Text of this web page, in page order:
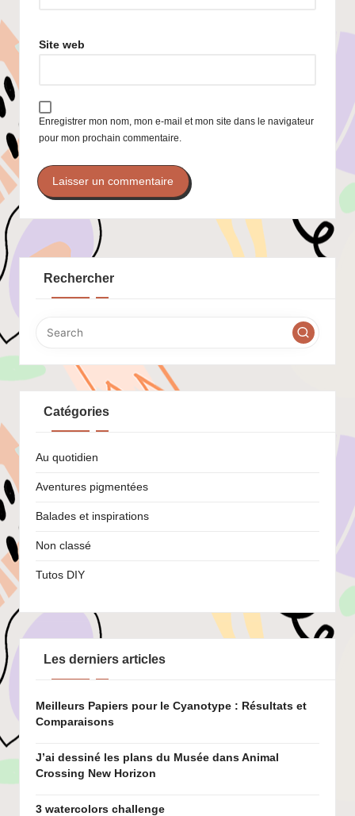
Site web
Enregistrer mon nom, mon e-mail et mon site dans le navigateur
pour mon prochain commentaire.
Rechercher
Catégories
Au quotidien
Aventures pigmentées
Balades et inspirations
Non classé
Tutos DIY
Les derniers articles
Meilleurs Papiers pour le Cyanotype : Résultats et
Comparaisons
J’ai dessiné les plans du Musée dans Animal
Crossing New Horizon
3 watercolors challenge